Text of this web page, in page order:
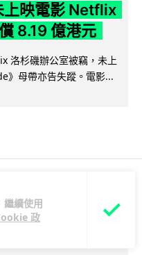
繼續使用
政
映電影 Netflix
8.19 億港元
洛杉磯辦公室被竊，未上
》母帶亦告失蹤。電影...